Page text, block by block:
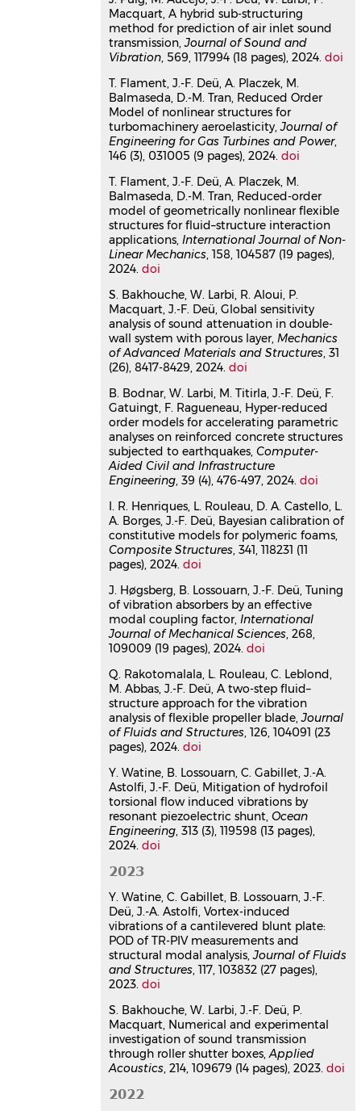
Article dans une revue hal-
04663191v1
Calibration of multiple shunted
piezoelectric transducers with
correction for residual modes
and shunt interactions
Jens D. Richardt,Boris Lossouarn
Høgsberg, Jean-François Deü
Journal of Vibration and Control, 2024,
⟨10.1177/10775463241241838⟩
Article dans une revue hal-
04663190v1
Reduced order model of
nonlinear structures for
turbomachinery aeroelasticity
Théo Flament,Jean-François Deü,
Antoine Placzek
Duc-Minh Tran
Journal of Engineering for Gas
Turbines and Power, 2024, 146 (3),
pp.031005. ⟨10.1115/1.4063544⟩
Article dans une revue hal-
04336345v1
Hyper‐reduced order models for
accelerating parametric analyses
on reinforced concrete
structures subjected to
earthquakes
Bastien Bodnar,Walid Larbi,
Fabrice Gatuingt,Frédéric Ragueneau
Computer-Aided Civil and
Infrastructure Engineering, 2024, 39
(4), pp.476-497.⟨10.1111/mice.13120⟩
04275212v1
A hybrid sub-structuring method
for prediction of air inlet sound
transmission
François Deü, Walid Larbi,P.
Macquart
Journal of Sound and Vibration
, 2024,
569, pp.117994.
⟨10.1016/j.jsv.2023.117994⟩
04181997v1
Numerical and experimental
investigation of sound
transmission through roller
shutter boxes
Soraya Bakhouche
François Deü
Applied Acoustics, 2023, 214,
pp.109679.
⟨10.1016/j.apacoust.2023.109679⟩
Article dans une revue hal-
04353373v1
Global sensitivity analysis of
wall system with porous layer
Soraya Bakhouche,Walid Larbi,Rabie
Aloui,Philippe Macquart,Jean-
François Deü
Mechanics of Advanced Materials and
Structures
Macquart, A hybrid sub-structuring
method for prediction of air inlet sound
transmission,Journal of Sound and
Vibration, 569, 117994 (18 pages), 2024.doi
T. Flament, J.-F. Deü, A. Placzek, M.
Balmaseda, D.-M. Tran, Reduced Order
Model of nonlinear structures for
turbomachinery aeroelasticity,Journal of
Engineering for Gas Turbines and Power,
146 (3), 031005 (9 pages), 2024.doi
T. Flament, J.-F. Deü, A. Placzek, M.
Balmaseda, D.-M. Tran, Reduced-order
model of geometrically nonlinear flexible
structures for fluid–structure interaction
applications,International Journal of Non-
Linear Mechanics, 158, 104587 (19 pages),
2024.doi
S. Bakhouche, W. Larbi, R. Aloui, P.
Macquart, J.-F. Deü, Global sensitivity
analysis of sound attenuation in double-
wall system with porous layer,Mechanics
of Advanced Materials and Structures, 31
(26), 8417-8429, 2024.doi
B. Bodnar, W. Larbi, M. Titirla, J.-F. Deü, F.
Gatuingt, F. Ragueneau, Hyper-reduced
order models for accelerating parametric
analyses on reinforced concrete structures
subjected to earthquakes,Computer-
Aided Civil and Infrastructure
Engineering, 39 (4), 476-497, 2024.doi
I. R. Henriques, L. Rouleau, D. A. Castello, L.
A. Borges, J.-F. Deü, Bayesian calibration of
constitutive models for polymeric foams,
Composite Structures, 341, 118231 (11
pages), 2024.doi
J. Høgsberg, B. Lossouarn, J.-F. Deü, Tuning
of vibration absorbers by an effective
modal coupling factor,International
Journal of Mechanical Sciences, 268,
109009 (19 pages), 2024.doi
Q. Rakotomalala, L. Rouleau, C. Leblond,
M. Abbas, J.-F. Deü, A two-step fluid–
structure approach for the vibration
analysis of flexible propeller blade,Journal
of Fluids and Structures, 126, 104091 (23
pages), 2024.doi
Y. Watine, B. Lossouarn, C. Gabillet, J.-A.
Astolfi, J.-F. Deü, Mitigation of hydrofoil
torsional flow induced vibrations by
resonant piezoelectric shunt,Ocean
Engineering, 313 (3), 119598 (13 pages),
2024.doi
2023
Y. Watine, C. Gabillet, B. Lossouarn, J.-F.
Deü, J.-A. Astolfi, Vortex-induced
vibrations of a cantilevered blunt plate:
POD of TR-PIV measurements and
structural modal analysis,Journal of Fluids
and Structures, 117, 103832 (27 pages),
2023.doi
S. Bakhouche, W. Larbi, J.-F. Deü, P.
Macquart, Numerical and experimental
investigation of sound transmission
through roller shutter boxes,Applied
Acoustics, 214, 109679 (14 pages), 2023.doi
2022